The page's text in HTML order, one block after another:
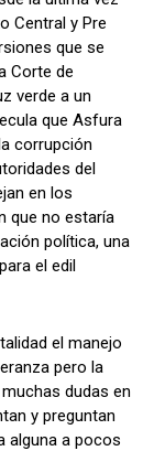
Central y Pre
que se
Corte de
verde a un
que Asfura
corrupción
del
en los
que no estaría
política, una
el edil
el manejo
pero la
dudas en
y preguntan
alguna a pocos